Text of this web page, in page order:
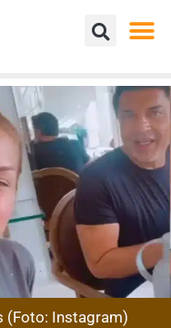
(Foto: Instagram)